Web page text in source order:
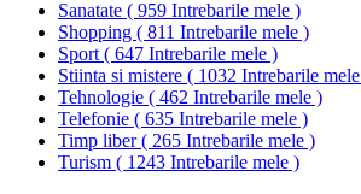
Sanatate ( 959 Intrebarile mele )
Shopping ( 811 Intrebarile mele )
Sport ( 647 Intrebarile mele )
Stiinta si mistere ( 1032 Intrebarile mele
Tehnologie ( 462 Intrebarile mele )
Telefonie ( 635 Intrebarile mele )
Timp liber( 265 Intrebarile mele )
Turism ( 1243 Intrebarile mele )